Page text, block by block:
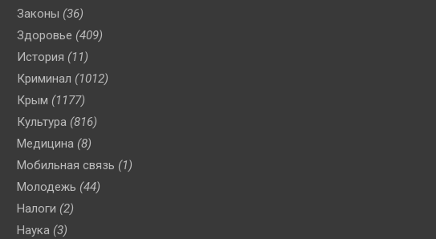
Законы (36)
Здоровье (409)
История (11)
Криминал (1012)
Крым (1177)
Культура (816)
Медицина (8)
Мобильная связь (1)
Молодежь (44)
Налоги (2)
Наука (3)